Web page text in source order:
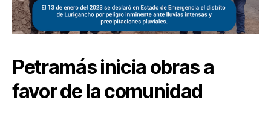
Petramás inicia obras a
favor de la comunidad